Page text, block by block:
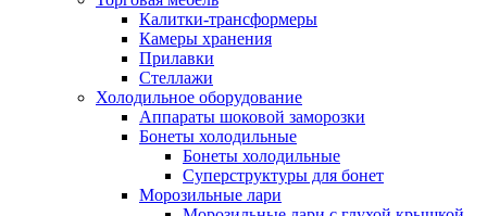
Калитки-трансформеры
Камеры хранения
Прилавки
Стеллажи
Холодильное оборудование
Аппараты шоковой заморозки
Бонеты холодильные
Бонеты холодильные
Суперструктуры для бонет
Морозильные лари